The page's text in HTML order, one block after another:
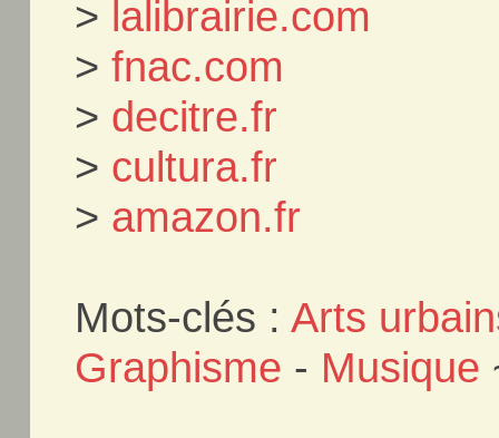
> lalibrairie.com
>fnac.com
> decitre.fr
> cultura.fr
> amazon.fr
Mots-clés :Arts
Graphisme - Musique